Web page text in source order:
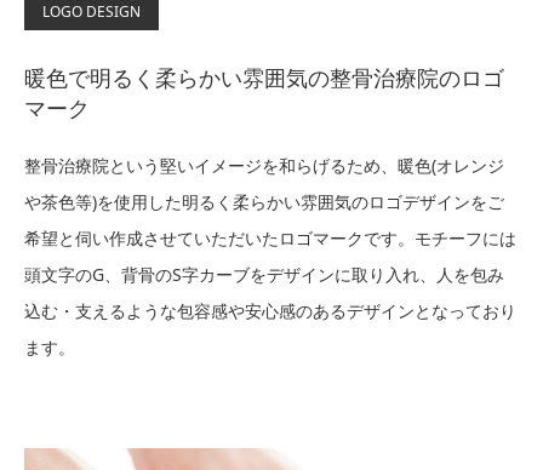
LOGO DESIGN
暖色で明るく柔らかい雰囲気の整骨治療院のロゴ
マーク
整骨治療院という堅いイメージを和らげるため、暖色(オレンジ
や茶色等)を使用した明るく柔らかい雰囲気のロゴデザインをご
希望と伺い作成させていただいたロゴマークです。モチーフには
頭文字のG、背骨のS字カーブをデザインに取り入れ、人を包み
込む・支えるような包容感や安心感のあるデザインとなっており
ます。